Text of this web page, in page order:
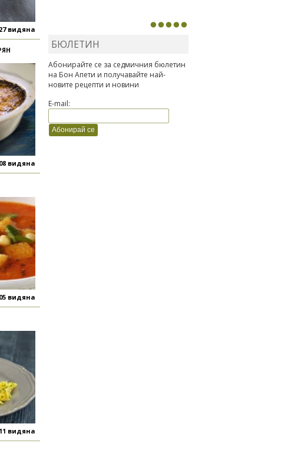
видяна
видяна
видяна
видяна
БЮЛЕТИН
Абонирайте се за седмичния бюлетин
на Бон Апети и получавайте най-
новите рецепти и новини
E-mail: